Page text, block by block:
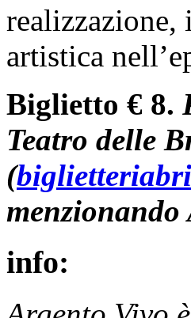
realizzazione,
artistica
Biglietto € 8.
Teatro delle
(
info: